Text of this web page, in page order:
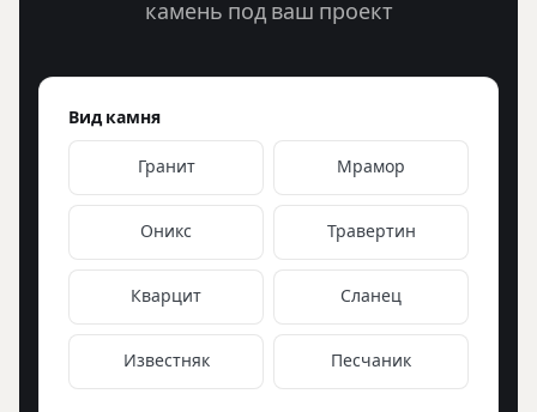
камень под ваш проект
Вид камня
Гранит Мрамор
Оникс Травертин
Кварцит Сланец
Известняк Песчаник